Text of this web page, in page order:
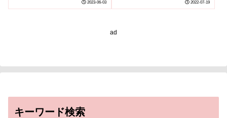
melanoma patients)
2023-06-03
cause deadly cancers)
2022-07-19
ad
キーワード検索